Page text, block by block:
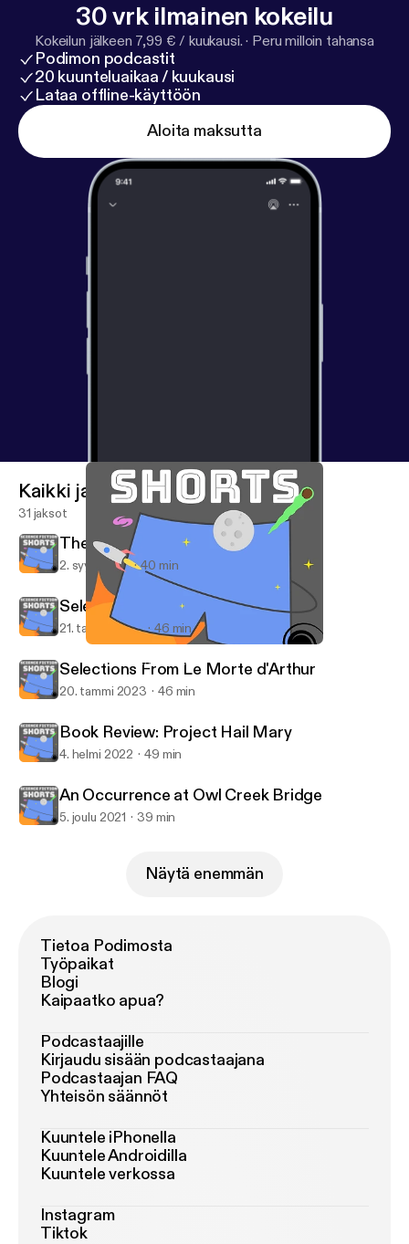
30 vrk ilmainen kokeilu
Kokeilun jälkeen 7,99 € / kuukausi. · Peru milloin tahansa
Podimon podcastit
20 kuunteluaikaa / kuukausi
Lataa offline-käyttöön
Aloita maksutta
Science Fiction Shorts
Kaikki jaksot
31 jaksot
The Monkey's Paw
2. syys 2023 40 min
Selections From Le Morte d'Arthur
21. tammi 2023 46 min
Selections From Le Morte d'Arthur
20. tammi 2023 46 min
Book Review: Project Hail Mary
4. helmi 2022 49 min
An Occurrence at Owl Creek Bridge
5. joulu 2021 39 min
Näytä enemmän
Tietoa Podimosta
Työpaikat
Blogi
Kaipaatko apua?
Podcastaajille
Kirjaudu sisään podcastaajana
Podcastaajan FAQ
Yhteisön säännöt
Kuuntele iPhonella
Kuuntele Androidilla
Kuuntele verkossa
Instagram
Tiktok